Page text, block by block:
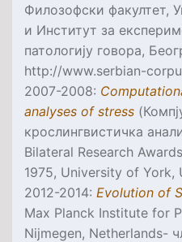
Филозофски факултет,
и Институт за
патологију говора,
http://www.serbian-
2007-2008:
analyses of stress
крослингвистичка
Bilateral Research
1975, University of York,
2012-2014: Evolution of
Max Planck Institute for
Nijmegen, Netherlands-